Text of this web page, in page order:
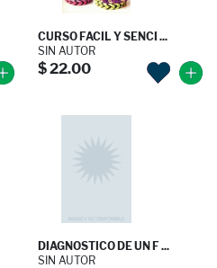
CURSO FACIL Y SENCI ...
SIN AUTOR
$ 22.00
DIAGNOSTICO DE UN F ...
SIN AUTOR